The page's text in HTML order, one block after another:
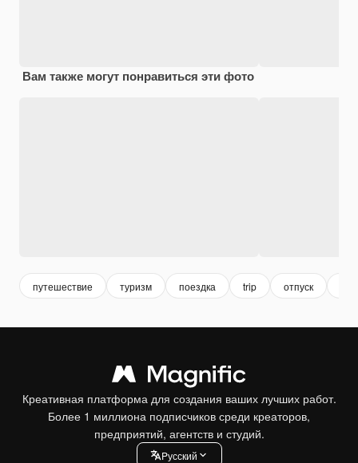
Вам также могут понравиться эти фото
путешествие туризм поездка trip отпуск
Креативная платформа для создания ваших лучших работ.
Более 1 миллиона подписчиков среди креаторов,
предприятий, агентств и студий.
Pусский